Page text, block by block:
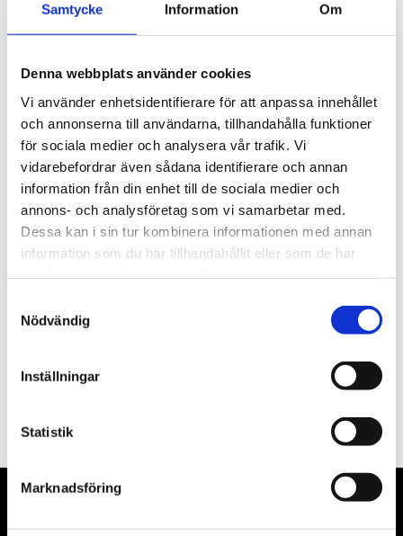
Samtycke Information Om
Denna webbplats använder cookies
Vi använder enhetsidentifierare för att anpassa innehållet
och annonserna till användarna, tillhandahålla funktioner
för sociala medier och analysera vår trafik. Vi
vidarebefordrar även sådana identifierare och annan
information från din enhet till de sociala medier och
annons- och analysföretag som vi samarbetar med.
Dessa kan i sin tur kombinera informationen med annan
information som du har tillhandahållit eller som de har
Nödvändig
Inställningar
Statistik
Marknadsföring
88,20 kr
st Lägg i varukorgen
Tillfälligt slut.
Beskrivning